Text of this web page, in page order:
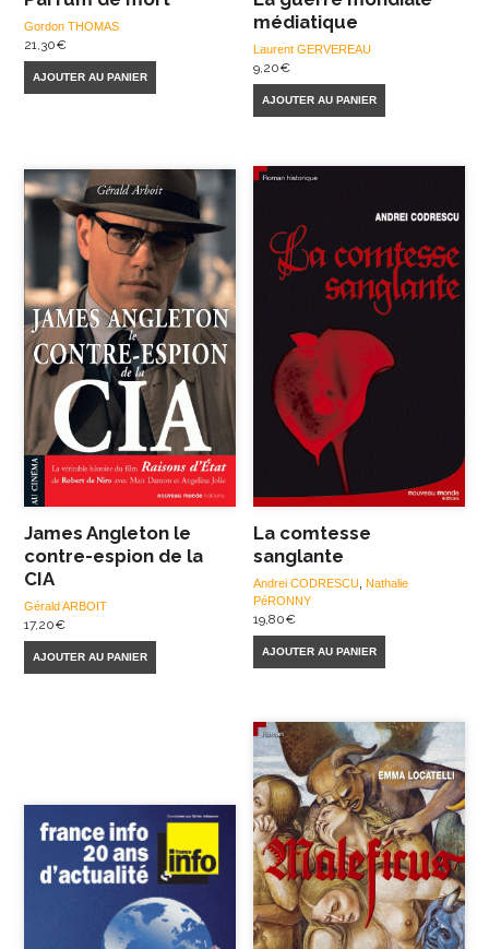
Gordon THOMAS
21,30€
AJOUTER AU PANIER
médiatique
Laurent GERVEREAU
9,20€
AJOUTER AU PANIER
James Angleton le
contre-espion de la
CIA
Gérald ARBOIT
17,20€
AJOUTER AU PANIER
La comtesse
sanglante
Andrei CODRESCU ,Nathalie
PéRONNY
19,80€
AJOUTER AU PANIER